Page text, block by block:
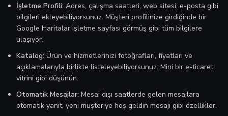
İşletme Profili: Adres, çalışma saatleri, web sitesi, e-posta gibi
bilgileri ekleyebiliyorsunuz. Müşteri profilinize girdiğinde bir
Google Haritalar işletme sayfası görmüş gibi tüm bilgilere
ulaşıyor.
Katalog: Ürün ve hizmetlerinizi fotoğrafları, fiyatları ve
açıklamalarıyla birlikte listeleyebiliyorsunuz. Mini bir e-ticaret
vitrini gibi düşünün.
Otomatik Mesajlar: Mesai dışı saatlerde gelen mesajlara
otomatik yanıt, yeni müşteriye hoş geldin mesajı gibi özellikler.